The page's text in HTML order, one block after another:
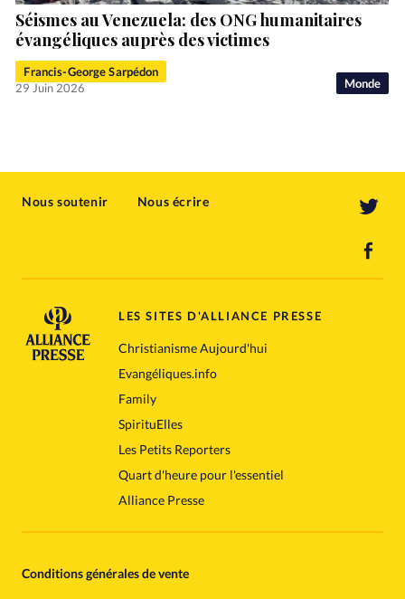
Monde
Séismes au Venezuela: des ONG humanitaires
évangéliques auprès des victimes
Francis-George Sarpédon
29 Juin 2026
Nous soutenir Nous écrire
LES SITES D'ALLIANCE PRESSE
Christianisme Aujourd'hui
Evangéliques.info
Family
SpirituElles
Les Petits Reporters
Quart d'heure pour l'essentiel
Alliance Presse
Conditions générales de vente